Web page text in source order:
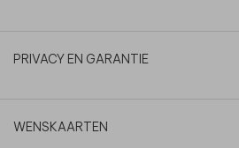
PRIVACY EN GARANTIE
WENSKAARTEN